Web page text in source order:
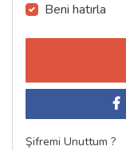
Beni hatırla
Şifremi Unuttum ?